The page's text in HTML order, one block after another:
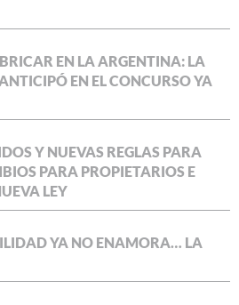
EN LA ARGENTINA: LA
EN EL CONCURSO YA
Y NUEVAS REGLAS PARA
PARA PROPIETARIOS E
LEY
YA NO ENAMORA… LA